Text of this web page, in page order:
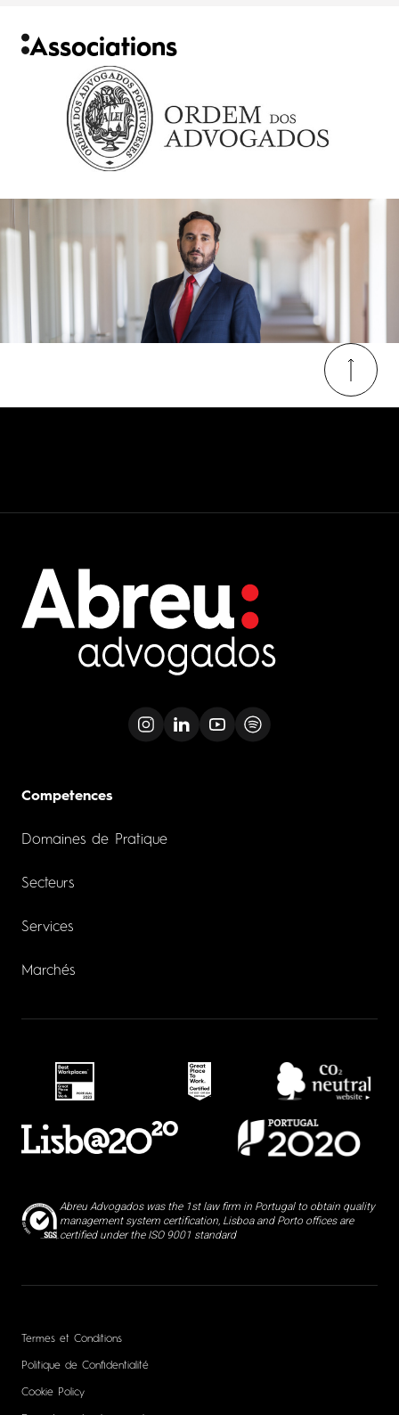
Associations
Competences
Domaines de Pratique
Secteurs
Services
Marchés
Abreu Advogados was the 1st law firm in Portugal to obtain quality
management system certification, Lisboa and Porto offices are
certified under the ISO 9001 standard
Termes et Conditions
Politique de Confidentialité
Cookie Policy